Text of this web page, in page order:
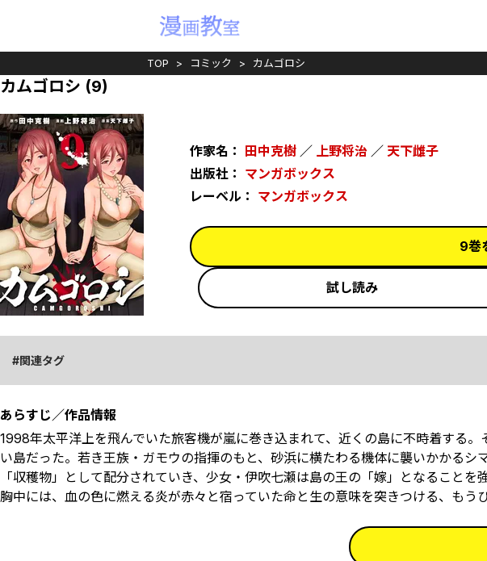
TOP コミック カムゴロシ
カムゴロシ (9)
作家名： 田中克樹 ／ 上野将治 ／ 天下雌子
出版社： マンガボックス
レーベル： マンガボックス
9巻
試し読み
関連タグ
あらすじ／作品情報
1998年――太平洋上を飛んでいた旅客機が嵐に巻き込まれて、近くの島に不時着する
い島だった。若き王族・ガモウの指揮のもと、砂浜に横たわる機体に襲いかかる
「収穫物」として配分されていき、少女・伊吹七瀬は島の王の「嫁」となること
胸中には、血の色に燃える炎が赤々と宿っていた――命と生の意味を突きつける、も